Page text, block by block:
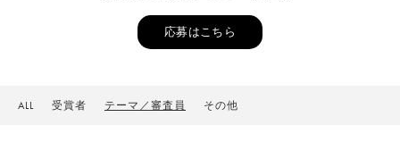
応募はこちら
ALL 受賞者 テーマ／審査員 その他